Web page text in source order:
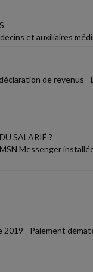
et auxiliaires
de revenus
SALARIÉ ?
MSN Messenger
2019 - Paiement